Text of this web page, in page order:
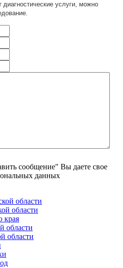
диагностические услуги, можно
сообщение" Вы даете свое
данных
области
области
края
области
области